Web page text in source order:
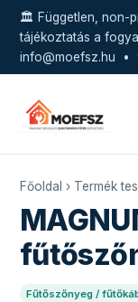
🏛️ Független, non-
tájékoztatás a
info@moefsz.hu •
Főoldal › Termék
Fűtőszőnyeg /